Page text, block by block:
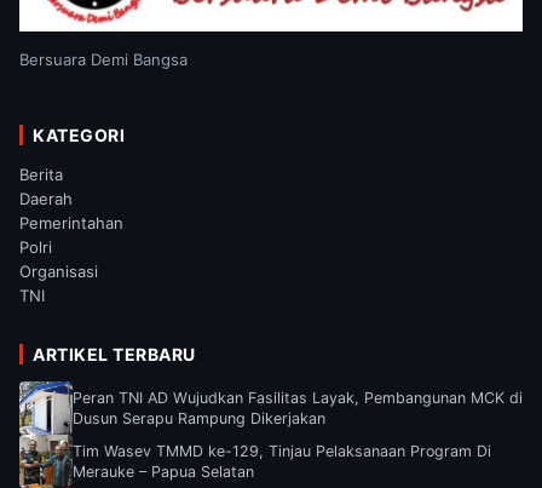
Bersuara Demi Bangsa
KATEGORI
Berita
Daerah
Pemerintahan
Polri
Organisasi
TNI
ARTIKEL TERBARU
Peran TNI AD Wujudkan Fasilitas Layak, Pembangunan MCK di
Dusun Serapu Rampung Dikerjakan
Tim Wasev TMMD ke-129, Tinjau Pelaksanaan Program Di
Merauke – Papua Selatan